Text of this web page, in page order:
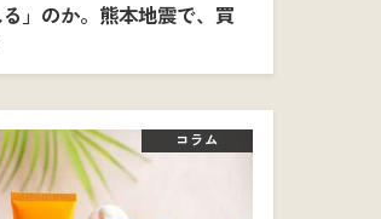
」のか。熊本地震で、買
コラム